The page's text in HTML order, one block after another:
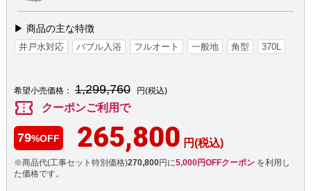
▶ 商品の主な特徴
井戸水対応 バブル入浴 フルオート 一般地 角型 370L
希望小売価格： 1,299,760 円(税込)
confirmation_number クーポンご利用で
79%OFF 265,800 円(税込)
※商品代(工事セット特別価格)270,800円に5,000円OFFクーポンを利用し
た価格です。